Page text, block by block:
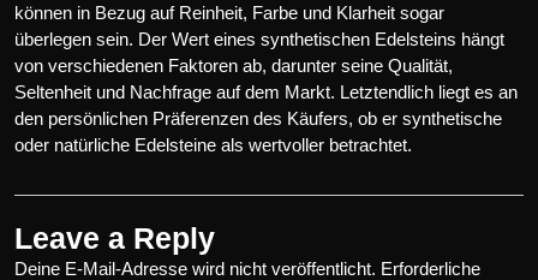
können in Bezug auf Reinheit, Farbe und Klarheit sogar
überlegen sein. Der Wert eines synthetischen Edelsteins hängt
von verschiedenen Faktoren ab, darunter seine Qualität,
Seltenheit und Nachfrage auf dem Markt. Letztendlich liegt es an
den persönlichen Präferenzen des Käufers, ob er synthetische
oder natürliche Edelsteine als wertvoller betrachtet.
Leave a Reply
Deine E-Mail-Adresse wird nicht veröffentlicht. Erforderliche